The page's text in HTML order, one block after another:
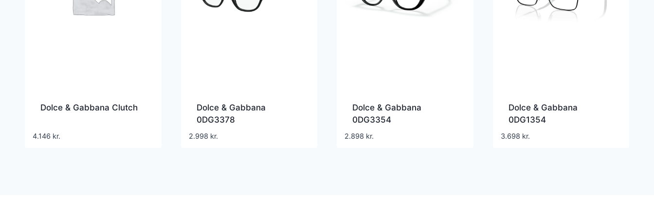
Dolce & Gabbana Clutch
4.146 kr.
Dolce & Gabbana
0DG3378
2.998 kr.
Dolce & Gabbana
0DG3354
2.898 kr.
Dolce & Gabbana
0DG1354
3.698 kr.